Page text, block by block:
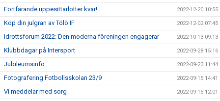
Fortfarande uppesittarlotter kvar! 2022-12-20 10:55
Köp din julgran av Tölö IF 2022-12-02 07:45
Idrottsforum 2022: Den moderna föreningen engagerar 2022-10-13 09:13
Klubbdagar på Intersport 2022-09-28 15:16
Jubileumsinfo 2022-09-23 11:44
Fotografering Fotbollsskolan 23/9 2022-09-15 14:41
Vi meddelar med sorg 2022-09-15 12:01